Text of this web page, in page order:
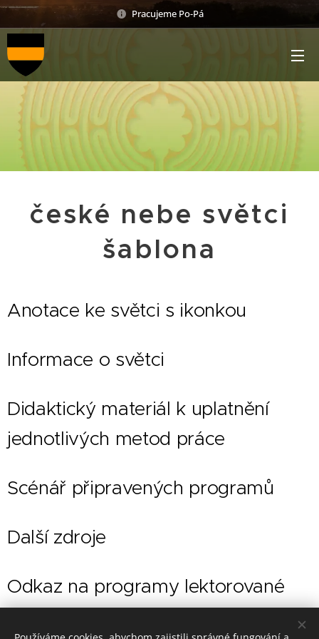
Pracujeme Po-Pá
české nebe světci
šablona
Anotace ke světci s ikonkou
Informace o světci
Didaktický materiál k uplatnění
jednotlivých metod práce
Scénář připravených programů
Další zdroje
Odkaz na programy lektorované